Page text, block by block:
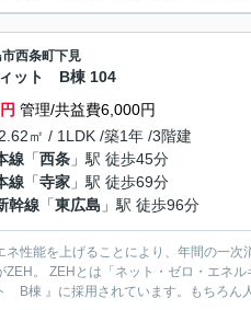
西条町下見
ット B棟 104
管理/共益費6,000円
㎡ / 1LDK /築1年 /3階建
線 「西条 」駅 徒歩45分
線 「寺家 」駅 徒歩69分
幹線 「東広島 」駅 徒歩96分
性能を上げることにより、年間の一
。 ZEHとは「ネット・ゼロ・エネ
B棟 』に採用されています。もちろん